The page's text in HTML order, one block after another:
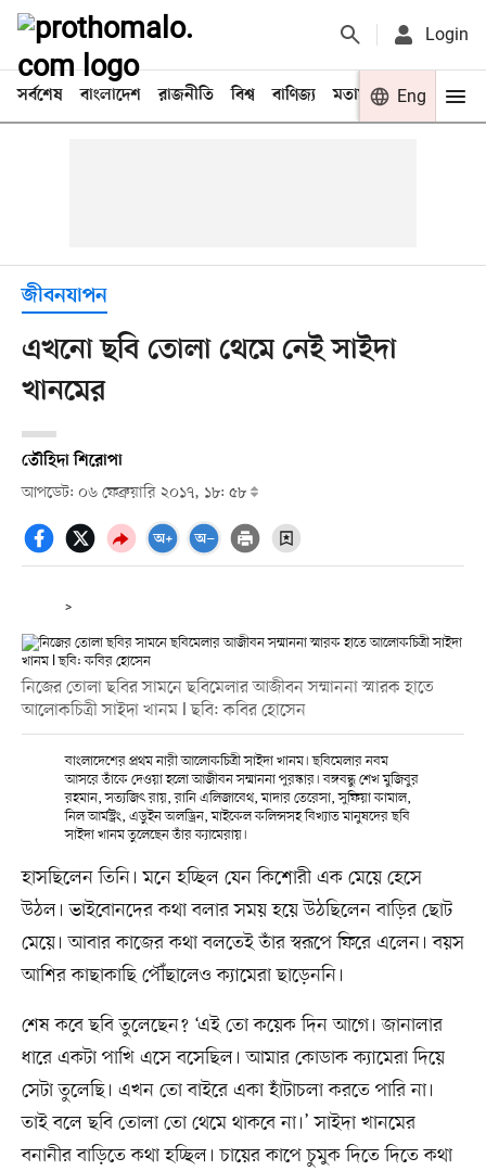
Login
সর্বশেষ বাংলাদেশ রাজনীতি বিশ্ব বাণিজ্য মতামত খেলা
Eng
জীবনযাপন
এখনো ছবি তোলা থেমে নেই সাইদা
খানমের
তৌহিদা শিরোপা
আপডেট: ০৬ ফেব্রুয়ারি ২০১৭, ১৮: ৫৮
>
নিজের তোলা ছবির সামনে ছবিমেলার আজীবন সম্মাননা স্মারক হাতে
আলোকচিত্রী সাইদা খানম l ছবি: কবির হোসেন
বাংলাদেশের প্রথম নারী আলোকচিত্রী সাইদা খানম। ছবিমেলার নবম
আসরে তাঁকে দেওয়া হলো আজীবন সম্মাননা পুরস্কার। বঙ্গবন্ধু শেখ মুজিবুর
রহমান, সত্যজিৎ রায়, রানি এলিজাবেথ, মাদার তেরেসা, সুফিয়া কামাল,
নিল আর্মস্ট্রং, এডুইন অলড্রিন, মাইকেল কলিন্সসহ বিখ্যাত মানুষদের ছবি
সাইদা খানম তুলেছেন তাঁর ক্যামেরায়।
হাসছিলেন তিনি। মনে হচ্ছিল যেন কিশোরী এক মেয়ে হেসে
উঠল। ভাইবোনদের কথা বলার সময় হয়ে উঠছিলেন বাড়ির ছোট
মেয়ে। আবার কাজের কথা বলতেই তাঁর স্বরূপে ফিরে এলেন। বয়স
আশির কাছাকাছি পৌঁছালেও ক্যামেরা ছাড়েননি।
শেষ কবে ছবি তুলেছেন? ‘এই তো কয়েক দিন আগে। জানালার
ধারে একটা পাখি এসে বসেছিল। আমার কোডাক ক্যামেরা দিয়ে
সেটা তুলেছি। এখন তো বাইরে একা হাঁটাচলা করতে পারি না।
তাই বলে ছবি তোলা তো থেমে থাকবে না।’ সাইদা খানমের
বনানীর বাড়িতে কথা হচ্ছিল। চায়ের কাপে চুমুক দিতে দিতে কথা